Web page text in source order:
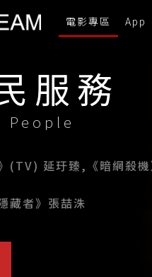
電影專區 App
服務
People
(TV) 延玗臻,《暗網殺機
藏者》張喆洙